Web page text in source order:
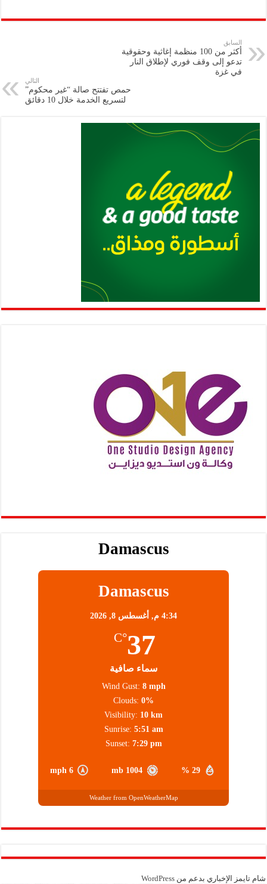
p
y
Li
n
eb
k
tt
nt
at
A
p
gr
ai
ar
السابق
أكثر من 100 منظمة إغاثية وحقوقية
تدعو إلى وقف فوري لإطلاق النار
في غزة
التالي
حمص تفتتح صالة “غير محكوم”
لتسريع الخدمة خلال 10 دقائق
Damascus
Damascus
4:34 م, أغسطس 8, 2026
37
°C
سماء صافية
29 %
1004 mb
6 mph
Wind Gust: 8 mph
Clouds: 0%
Visibility: 10 km
Sunrise: 5:51 am
Sunset: 7:29 pm
Weather from OpenWeatherMap
شام تايمز الإخباري بدعم منWordPress